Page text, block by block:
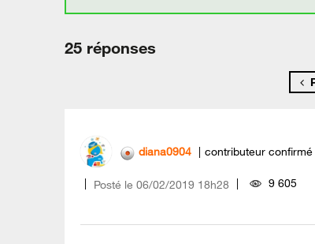
25 réponses
diana0904 contributeur confirmé
Posté le ‎06/02/2019 18h28 9 605